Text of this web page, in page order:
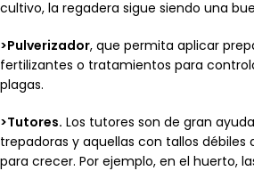
cultivo, la regadera sigue siendo una
>Pulverizador, que permita aplicar
fertilizantes o tratamientos para
plagas.
>Tutores. Los tutores son de gran
trepadoras y aquellas con tallos
para crecer. Por ejemplo, en el huerto,